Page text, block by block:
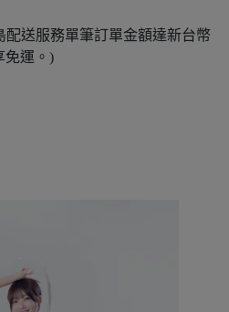
配送服務單筆訂單金額達新台幣
免運。)